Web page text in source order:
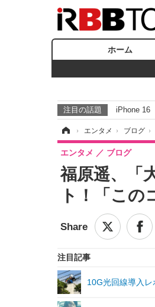
ホーム
注目の話題 iPhone 16
› エンタメ › ブログ ›
福原遥、「
ト！「この
エンタメ ブログ
注目記事
10G光回線導入レ